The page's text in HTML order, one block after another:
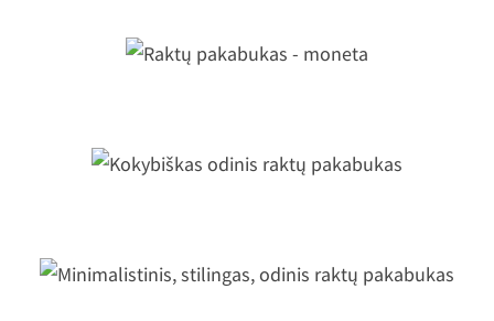
Minimalistinis, stilingas, odinis raktų